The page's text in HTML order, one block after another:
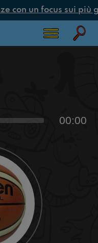
con un focus sui più
00:00